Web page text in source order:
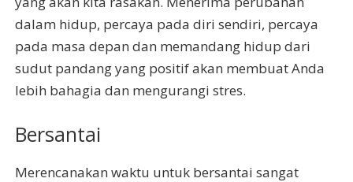
dalam hidup, percaya pada diri sendiri, percaya
pada masa depan dan memandang hidup dari
sudut pandang yang positif akan membuat Anda
lebih bahagia dan mengurangi stres.
Bersantai
Merencanakan waktu untuk bersantai sangat